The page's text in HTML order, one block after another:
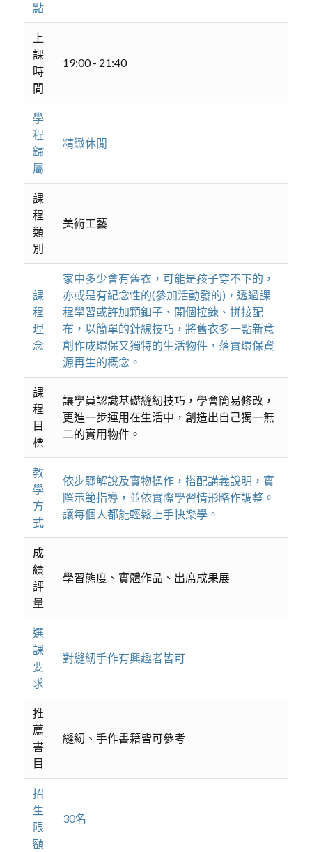
點
上
課
時
間
19:00 - 21:40
學
程
歸
屬
精緻休閒
課
程
類
別
美術工藝
課
程
理
念
家中多少會有舊衣，可能是孩子穿不下的，
亦或是有紀念性的(參加活動發的)，透過課
程學習或許加顆釦子、開個拉鍊、拼接配
布，以簡單的針線技巧，將舊衣多一點新意
創作成環保又獨特的生活物件，落實環保資
源再生的概念。
課
程
目
標
讓學員認識基礎縫紉技巧，學會簡易修改，
更進一步運用在生活中，創造出自己獨一無
二的實用物件。
教
學
方
式
依步驟解說及實物操作，搭配講義說明，實
際示範指導，並依實際學習情形略作調整。
讓每個人都能輕鬆上手快樂學。
成
績
評
量
學習態度、實體作品、出席成果展
選
課
要
求
對縫紉手作有興趣者皆可
推
薦
書
目
縫紉、手作書籍皆可參考
招
生
限
額
30名